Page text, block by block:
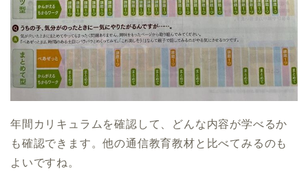
年間カリキュラムを確認して、どんな内容が学べるか
も確認できます。他の通信教育教材と比べてみるのも
よいですね。